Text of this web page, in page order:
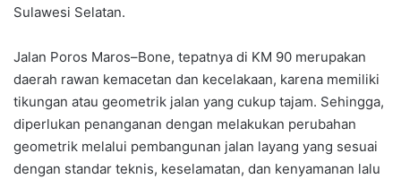
Sulawesi Selatan.
Jalan Poros Maros–Bone, tepatnya di KM 90 merupakan
daerah rawan kemacetan dan kecelakaan, karena memiliki
tikungan atau geometrik jalan yang cukup tajam. Sehingga,
diperlukan penanganan dengan melakukan perubahan
geometrik melalui pembangunan jalan layang yang sesuai
dengan standar teknis, keselamatan, dan kenyamanan lalu